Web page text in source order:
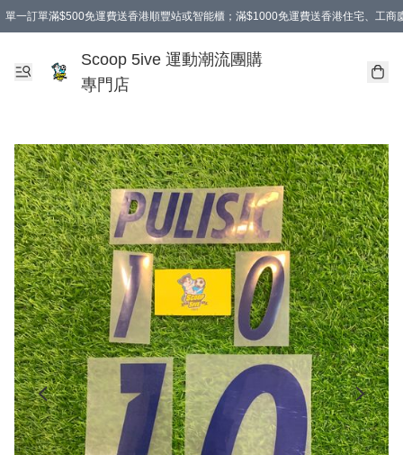
單一訂單滿$500免運費送香港順豐站或智能櫃；滿$1000免運費送香港住宅、工商
Scoop 5ive 運動潮流團購
專門店